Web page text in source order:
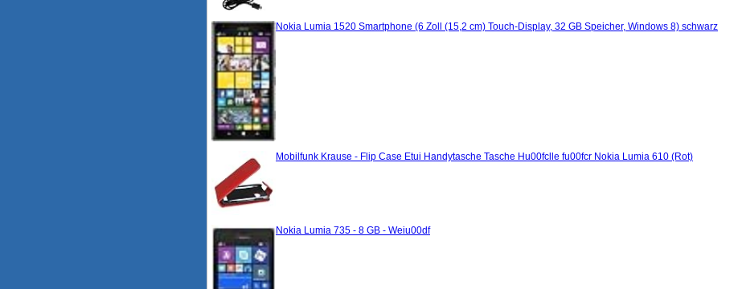
Nokia Lumia 1520 Smartphone (6 Zoll (15,2 cm) Touch-Display, 32 GB Speicher, Windows 8) schwarz
Mobilfunk Krause - Flip Case Etui Handytasche Tasche Hu00fclle fu00fcr Nokia Lumia 610 (Rot)
Nokia Lumia 735 - 8 GB - Weiu00df